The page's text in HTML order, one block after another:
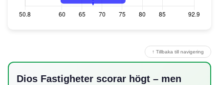
↑ Tillbaka till navigering
Dios Fastigheter scorar högt – men